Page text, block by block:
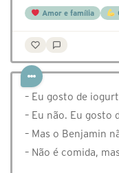
Amor e família
– Eu gosto de
– Eu não. Eu gosto
– Mas o Benjamin
– Não é comida,